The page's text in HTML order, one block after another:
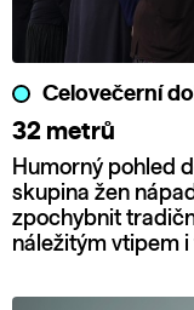
Celovečerní
32 metrů
Humorný pohled
skupina žen
zpochybnit
náležitým vtipem